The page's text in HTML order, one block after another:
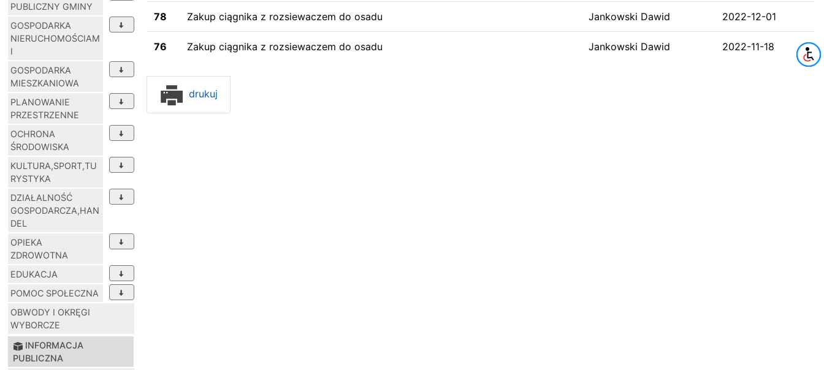
PUBLICZNY GMINY
GOSPODARKA
NIERUCHOMOŚCIAM
I
GOSPODARKA
MIESZKANIOWA
PLANOWANIE
PRZESTRZENNE
OCHRONA
ŚRODOWISKA
KULTURA,SPORT,TU
RYSTYKA
DZIAŁALNOŚĆ
GOSPODARCZA,HAN
DEL
OPIEKA
ZDROWOTNA
EDUKACJA
POMOC SPOŁECZNA
OBWODY I OKRĘGI
WYBORCZE
INFORMACJA
PUBLICZNA
78 Zakup ciągnika z rozsiewaczem do osadu Jankowski Dawid 2022-12-01
76 Zakup ciągnika z rozsiewaczem do osadu Jankowski Dawid 2022-11-18
drukuj